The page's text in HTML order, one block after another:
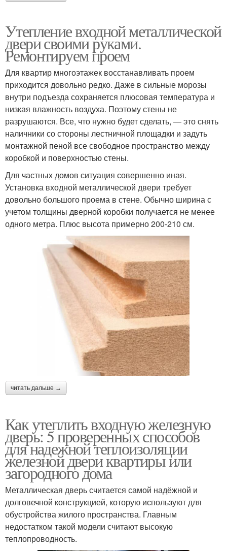
Утепление входной металлической
двери своими руками.
Ремонтируем проем
Для квартир многоэтажек восстанавливать проем
приходится довольно редко. Даже в сильные морозы
внутри подъезда сохраняется плюсовая температура и
низкая влажность воздуха. Поэтому стены не
разрушаются. Все, что нужно будет сделать, — это снять
наличники со стороны лестничной площадки и задуть
монтажной пеной все свободное пространство между
коробкой и поверхностью стены.
Для частных домов ситуация совершенно иная.
Установка входной металлической двери требует
довольно большого проема в стене. Обычно ширина с
учетом толщины дверной коробки получается не менее
одного метра. Плюс высота примерно 200-210 см.
читать дальше →
Как утеплить входную железную
дверь: 5 проверенных способов
для надежной теплоизоляции
железной двери квартиры или
загородного дома
Металлическая дверь считается самой надёжной и
долговечной конструкцией, которую используют для
обустройства жилого пространства. Главным
недостатком такой модели считают высокую
теплопроводность.